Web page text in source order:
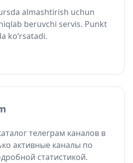
almashtirish uchun
beruvchi servis. Punkt
ko‘rsatadi.
телеграм каналов в
активные каналы по
статистикой.